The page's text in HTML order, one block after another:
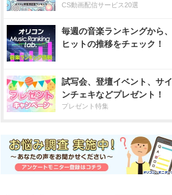
CS動画配信サービス20選
毎週の音楽ランキングから、
ヒットの推移をチェック！
試写会、登壇イベント、サイ
ンチェキなどプレゼント！
プレゼント特集